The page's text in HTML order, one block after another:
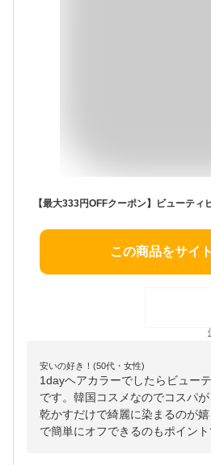
この商品をサイ
安いの好き！(50代・女性)
1dayヘアカラーでしたらビュー
です。韓国コスメなのでコスパ
乾かすだけで綺麗に染まるのが
で簡単にオフできるのもポイント